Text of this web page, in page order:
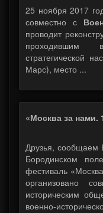
25 ноября 2017
совместно с
проводит
проходившим в
стратегической
Марс), место ...
«Москва за нами.
Друзья, сообщаем
Бородинском
фестиваль
организовано
историческим
военно-